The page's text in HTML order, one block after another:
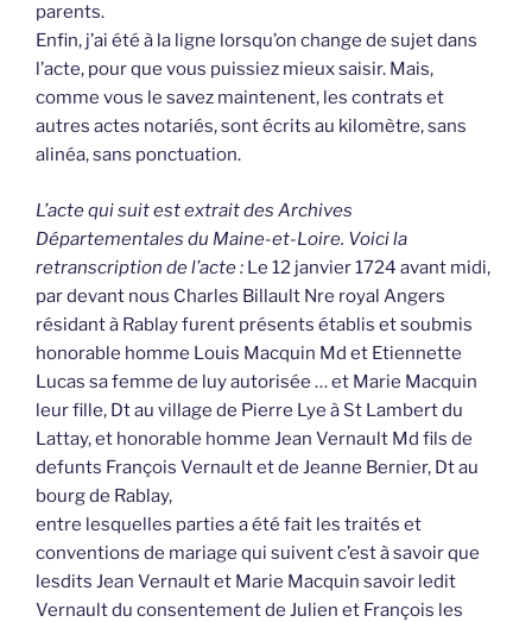
parents.
Enfin, j’ai été à la ligne lorsqu’on change de sujet dans
l’acte, pour que vous puissiez mieux saisir. Mais,
comme vous le savez maintenent, les contrats et
autres actes notariés, sont écrits au kilomètre, sans
alinéa, sans ponctuation.
L’acte qui suit est extrait des Archives
Départementales du Maine-et-Loire. Voici la
retranscription de l’acte : Le 12 janvier 1724 avant midi,
par devant nous Charles Billault Nre royal Angers
résidant à Rablay furent présents établis et soubmis
honorable homme Louis Macquin Md et Etiennette
Lucas sa femme de luy autorisée … et Marie Macquin
leur fille, Dt au village de Pierre Lye à St Lambert du
Lattay, et honorable homme Jean Vernault Md fils de
defunts François Vernault et de Jeanne Bernier, Dt au
bourg de Rablay,
entre lesquelles parties a été fait les traités et
conventions de mariage qui suivent c’est à savoir que
lesdits Jean Vernault et Marie Macquin savoir ledit
Vernault du consentement de Julien et François les